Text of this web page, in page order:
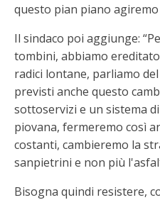
questo pian piano
Il sindaco poi aggiunge:
tombini, abbiamo
radici lontane, parliamo
previsti anche questo
sottoservizi e un sistema
piovana, fermeremo così
costanti, cambieremo la
sanpietrini e non più
Bisogna quindi resistere,